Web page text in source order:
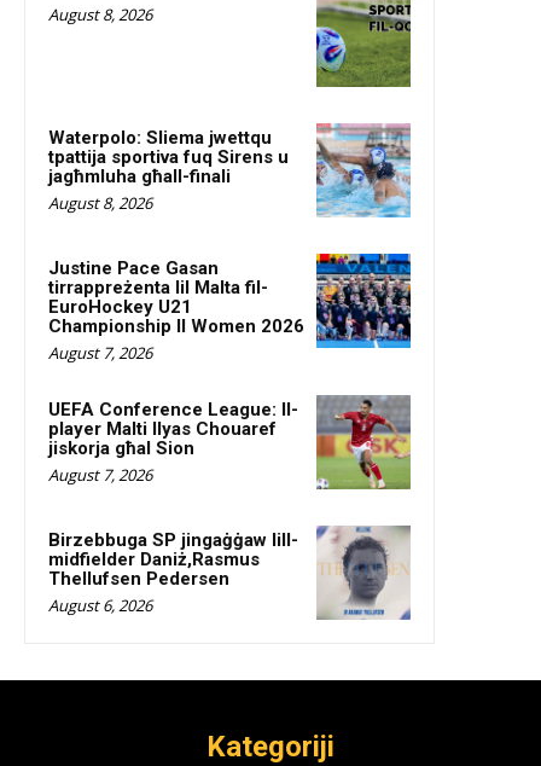
August 8, 2026
Waterpolo: Sliema jwettqu
tpattija sportiva fuq Sirens u
jagħmluha għall-finali
August 8, 2026
Justine Pace Gasan
tirrappreżenta lil Malta fil-
EuroHockey U21
Championship II Women 2026
August 7, 2026
UEFA Conference League: Il-
player Malti Ilyas Chouaref
jiskorja għal Sion
August 7, 2026
Birzebbuga SP jingaġġaw lill-
midfielder Daniż,Rasmus
Thellufsen Pedersen
August 6, 2026
Kategoriji